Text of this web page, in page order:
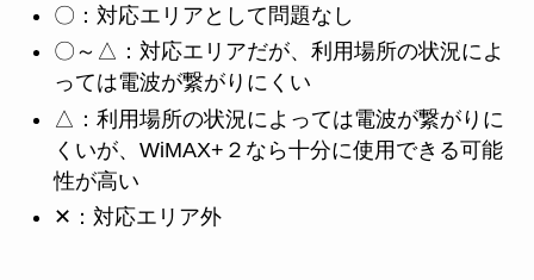
〇：対応エリアとして問題なし
〇～△：対応エリアだが、利用場所の状況によ
っては電波が繋がりにくい
△：利用場所の状況によっては電波が繋がりに
くいが、WiMAX+２なら十分に使用できる可能
性が高い
✕：対応エリア外